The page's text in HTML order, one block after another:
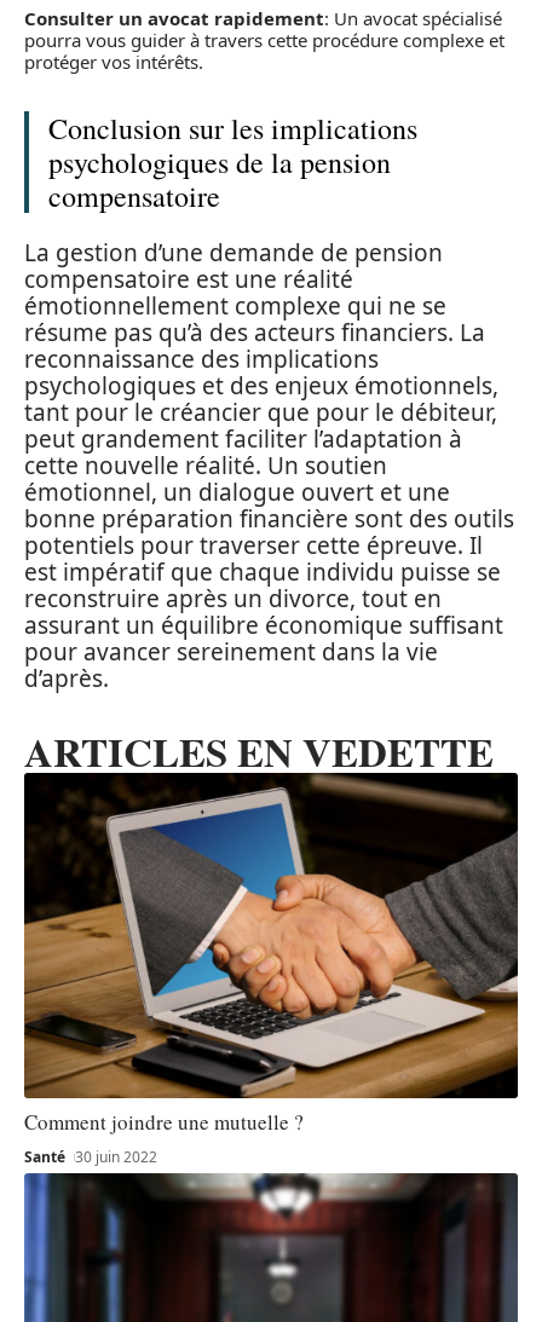
Consulter un avocat rapidement: Un avocat spécialisé
pourra vous guider à travers cette procédure complexe et
protéger vos intérêts.
Conclusion sur les implications
psychologiques de la pension
compensatoire
La gestion d’une demande de pension
compensatoire est une réalité
émotionnellement complexe qui ne se
résume pas qu’à des acteurs financiers. La
reconnaissance des implications
psychologiques et des enjeux émotionnels,
tant pour le créancier que pour le débiteur,
peut grandement faciliter l’adaptation à
cette nouvelle réalité. Un soutien
émotionnel, un dialogue ouvert et une
bonne préparation financière sont des outils
potentiels pour traverser cette épreuve. Il
est impératif que chaque individu puisse se
reconstruire après un divorce, tout en
assurant un équilibre économique suffisant
pour avancer sereinement dans la vie
d’après.
ARTICLES EN VEDETTE
Comment joindre une mutuelle ?
Santé 30 juin 2022